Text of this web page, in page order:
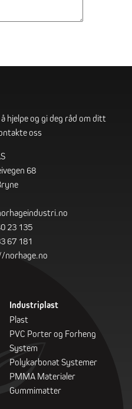
hjelpe og gi deg råd om ditt
oss
68
23 135
67 181
norhage.no
Industriplast
Plast
PVC Porter og Forheng
System
Polykarbonat Systemer
PMMA Materialer
Gummimatter